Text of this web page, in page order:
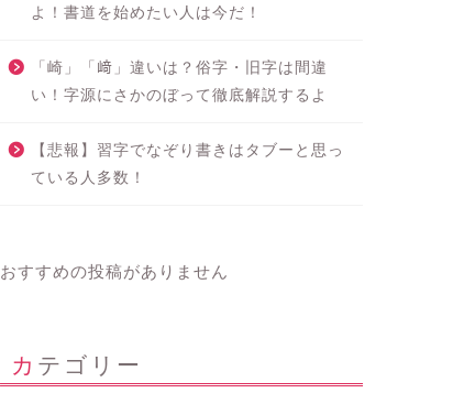
よ！書道を始めたい人は今だ！
「崎」「﨑」違いは？俗字・旧字は間違
い！字源にさかのぼって徹底解説するよ
【悲報】習字でなぞり書きはタブーと思っ
ている人多数！
おすすめの投稿がありません
カテゴリー